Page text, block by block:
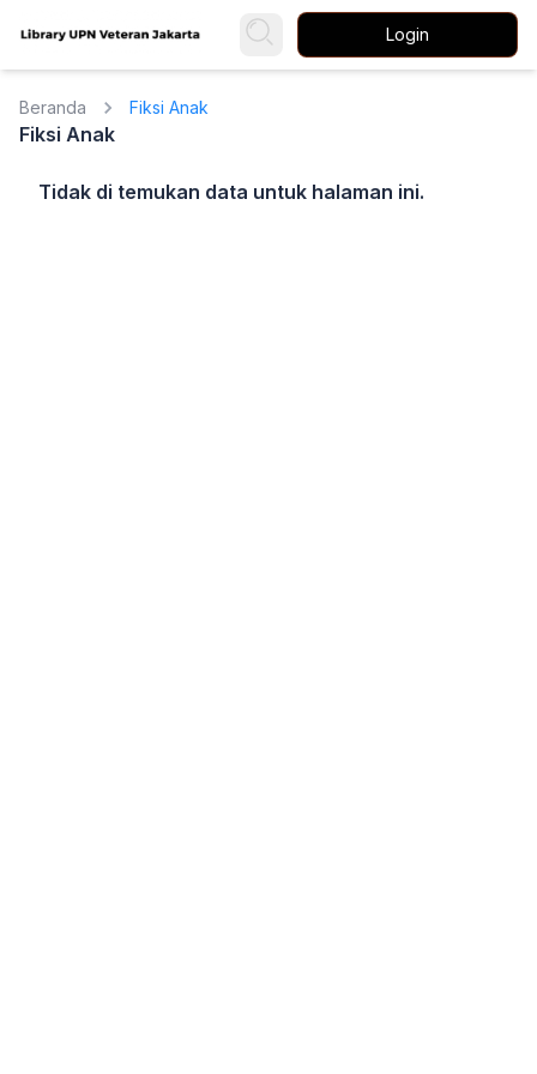
Login
Beranda Fiksi Anak
Fiksi Anak
Tidak di temukan data untuk halaman ini.